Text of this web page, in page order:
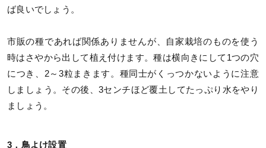
ば良いでしょう。
市販の種であれば関係ありませんが、自家栽培のものを使う
時はさやから出して植え付けます。種は横向きにして1つの穴
につき、2～3粒まきます。種同士がくっつかないように注意
しましょう。その後、3センチほど覆土してたっぷり水をやり
ましょう。
3．鳥よけ設置